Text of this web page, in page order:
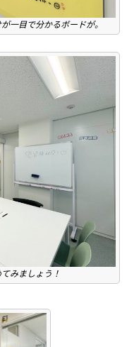
一目で分かるボードが。
みましょう！